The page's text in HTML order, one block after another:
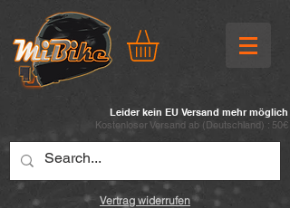
Leider kein EU Versand mehr möglich
Kostenloser Versand ab (Deutschland) : 50€
Vertrag widerrufen